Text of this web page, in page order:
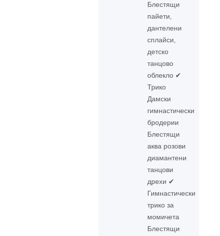
Блестящи
пайети,
дантелени
сплайси,
детско
танцово
облекло ✔
Трико
Дамски
гимнастически
бродерии
Блестящи
аква розови
диамантени
танцови
дрехи ✔
Гимнастически
трико за
момичета
Блестящи